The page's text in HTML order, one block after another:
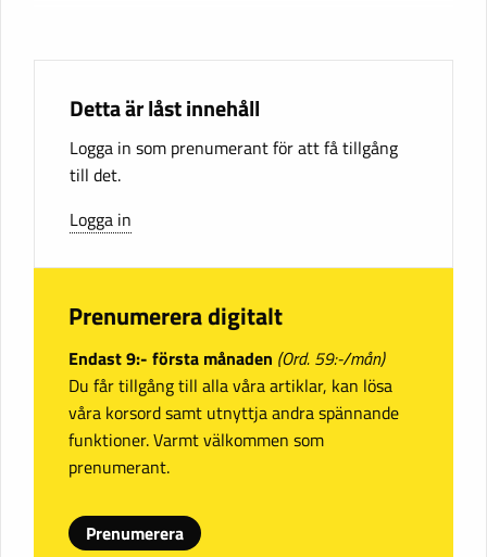
Detta är låst innehåll
Logga in som prenumerant för att få tillgång
till det.
Logga in
Prenumerera digitalt
Endast 9:- första månaden (Ord. 59:-/mån)
Du får tillgång till alla våra artiklar, kan lösa
våra korsord samt utnyttja andra spännande
funktioner. Varmt välkommen som
prenumerant.
Prenumerera